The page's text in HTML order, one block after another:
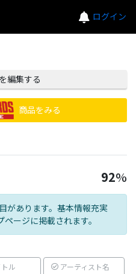
ログイン
編集する
商品をみる
92%
があります。基本情報充実
ージに掲載されます。
ル アーティスト名